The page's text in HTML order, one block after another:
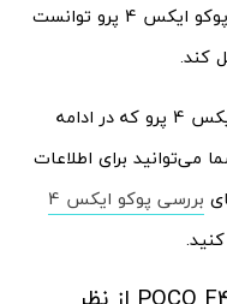
معرفی دو گوشی پوکو اف 4 جی تی با پوکو ایکس 4 پرو توانست
کند.
با مقایسه پوکو اف 4 جی تی با پوکو ایکس 4 پرو که در ادامه
می‌توانید برای اطلاعات
بررسی پوکو ایکس 4